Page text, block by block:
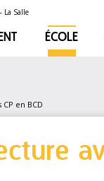
ÉCOLE
en BCD